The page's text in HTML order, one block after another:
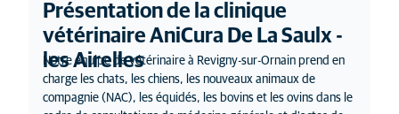
Présentation de la clinique
vétérinaire AniCura De La Saulx -
les Airelles
Notre équipe de vétérinaire à Revigny-sur-Ornain prend en
charge les chats, les chiens, les nouveaux animaux de
compagnie (NAC), les équidés, les bovins et les ovins dans le